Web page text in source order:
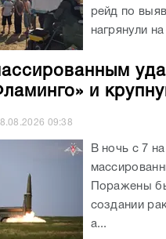
рейд по
нагрянули
и
09:38
В ночь с 7
Поражены
создании
а...